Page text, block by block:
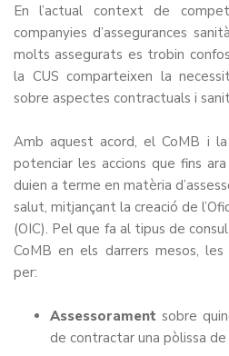
En l’actual context de
companyies d’assegurances
molts assegurats es trobin
la CUS comparteixen la
sobre aspectes contractuals i
Amb aquest acord, el CoMB i
potenciar les accions que fins
duien a terme en matèria
salut, mitjançant la creació de
(OIC). Pel que fa al tipus de
CoMB en els darrers mesos,
per:
Assessorament sobre
de contractar una pòlissa